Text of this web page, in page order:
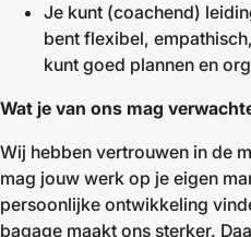
Je kunt (coachend)
bent flexibel,
kunt goed plannen en
Wat je van ons mag
Wij hebben vertrouwen in de
mag jouw werk op je eigen
persoonlijke ontwikkeling
bagage maakt ons sterker.